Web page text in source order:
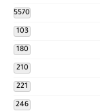
5570
103
180
210
221
246